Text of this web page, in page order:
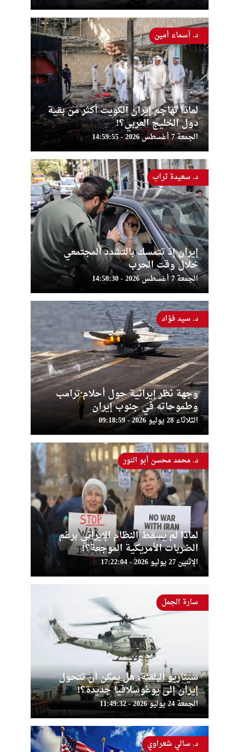
لماذا تهاجم إيران الكويت أكثر من بقية
دول الخليج العربي؟!
الجمعة 7 أغسطس 2026 - 14:59:55
د. أسماء أمين
إيران إذ تتمسك بالتشدد المجتمعي
خلال وقت الحرب
الجمعة 7 أغسطس 2026 - 14:58:30
د. سعيدة تراب
وجهة نظر إيرانية حول أحلام ترامب
وطموحاته في جنوب إيران
الثلاثاء 28 يوليو 2026 - 09:18:59
د. سيد فؤاد
لماذا لم يسقط النظام الإيراني برغم
الضربات الأمريكية الموجعة؟!
الإثنين 27 يوليو 2026 - 17:22:04
د. محمد محسن أبو النور
سيناريو البلقنة: هل يمكن أن تتحول
إيران إلى يوغوسلافيا جديدة؟!
الجمعة 24 يوليو 2026 - 11:49:32
سارة الجمل
د. سالي شعراوي